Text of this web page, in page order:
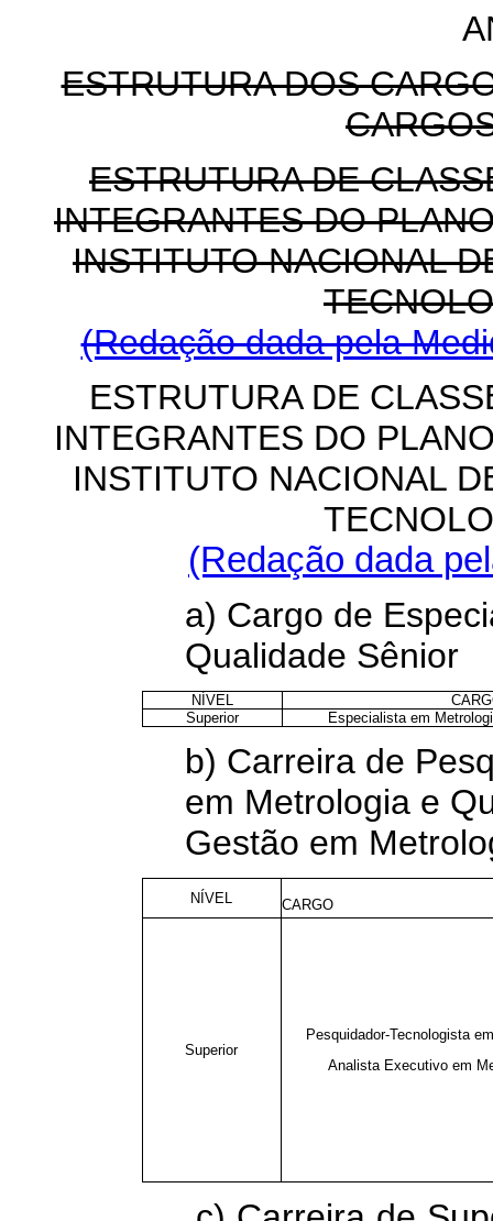
ESTRUTURA DOS
ESTRUTURA DE
INTEGRANTES DO
INSTITUTO NACIONAL
(Redação dada pela
ESTRUTURA DE
INTEGRANTES DO
INSTITUTO NACIONAL
(Redação dada
a) Cargo de
Qualidade Sênior
NÍVEL
Superior
Especialista em
b) Carreira de
em Metrologia e
Gestão em
NÍVEL CARGO
Superior
Pesquidador-Tecnologista
Analista Executivo em